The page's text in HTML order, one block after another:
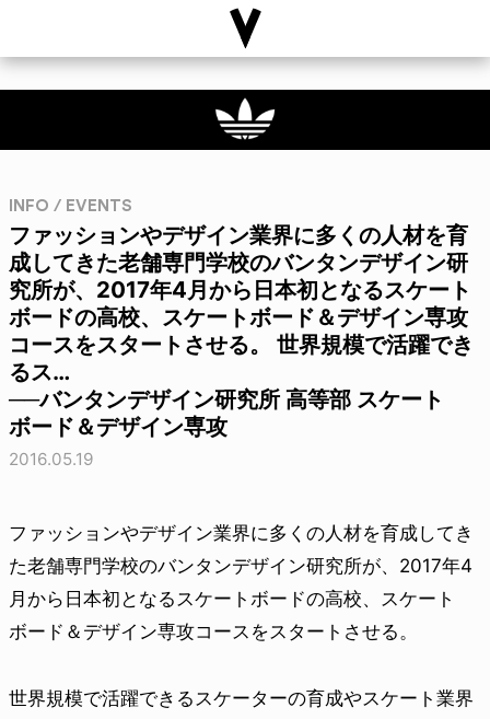
INFO / EVENTS
ファッションやデザイン業界に多くの人材を育
成してきた老舗専門学校のバンタンデザイン研
究所が、2017年4月から日本初となるスケート
ボードの高校、スケートボード＆デザイン専攻
コースをスタートさせる。 世界規模で活躍でき
るス…
──バンタンデザイン研究所 高等部 スケート
ボード＆デザイン専攻
2016.05.19
ファッションやデザイン業界に多くの人材を育成してき
た老舗専門学校のバンタンデザイン研究所が、2017年4
月から日本初となるスケートボードの高校、スケート
ボード＆デザイン専攻コースをスタートさせる。
世界規模で活躍できるスケーターの育成やスケート業界